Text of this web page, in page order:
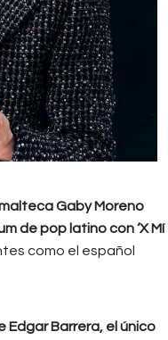
Gaby Moreno
de pop latino con ‘X Mí
como el español
Edgar Barrera, el único